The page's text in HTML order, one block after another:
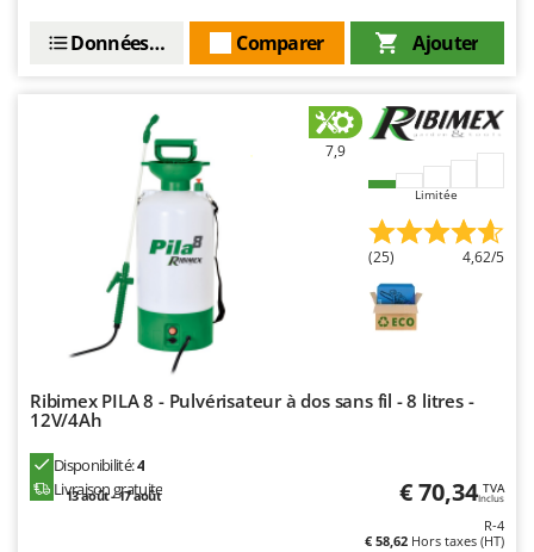
Zomax
Ajouter
Comparer
Données techniques
7,9
Limitée
(25) 4,62/5
Ribimex PILA 8 - Pulvérisateur à dos sans fil - 8 litres -
12V/4Ah
Disponibilité:4
Livraison gratuite
13 août - 17 août € 70,34 TVA
Inclus
R-4
€ 58,62 Hors taxes (HT)